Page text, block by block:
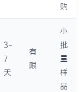
购
3-
7
天
有
限
小
批
量
样
品